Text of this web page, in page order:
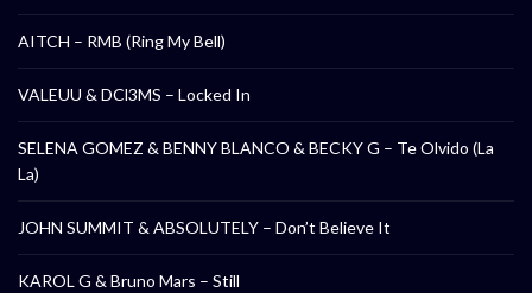
AITCH – RMB (Ring My Bell)
VALEUU & DCl3MS – Locked In
SELENA GOMEZ & BENNY BLANCO & BECKY G – Te Olvido (La
La)
JOHN SUMMIT & ABSOLUTELY – Don’t Believe It
KAROL G & Bruno Mars – Still